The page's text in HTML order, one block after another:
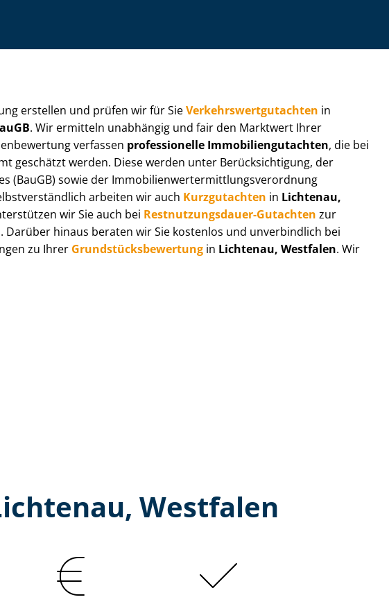
erstellen und prüfen wir für SieVer­kehrs­wert­gut­ach­ten in
. Wir ermitteln unabhängig und fair den Marktwert Ihrer
verfassen professionelle Im­mo­bi­li­en­gut­ach­ten, die bei
geschätzt werden. Diese werden unter Be­rück­sich­ti­gung, der
(BauGB) sowie der Im­mo­bi­li­en­wert­ermitt­lungs­ver­ord­nung
arbeiten wir auch Kurzgutachten in Lichtenau,
wir Sie auch bei Rest­nut­zungs­dau­er-Gutachten zur
hinaus beraten wir Sie kostenlos und unverbindlich bei
zu Ihrer Grund­stücks­be­wer­tung in Lichtenau, Westfalen. Wir
Westfalen